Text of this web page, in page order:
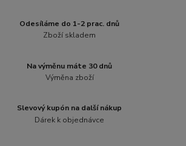
Odesíláme do 1-2 prac. dnů
Zboží skladem
Na výměnu máte 30 dnů
Výměna zboží
Slevový kupón na další nákup
Dárek k objednávce